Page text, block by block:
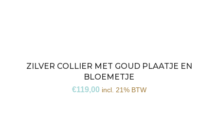
ZILVER COLLIER MET GOUD PLAATJE EN
BLOEMETJE
€119,00 incl. 21% BTW